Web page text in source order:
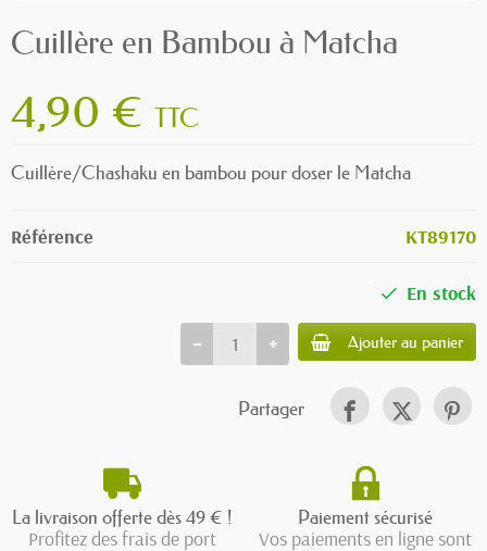
Cuillère en Bambou à Matcha
4,90 € TTC
Cuillère/Chashaku en bambou pour doser le Matcha
Référence KT89170
En stock
Ajouter au panier
Partager
La livraison offerte dès 49 € !
Profitez des frais de port
Paiement sécurisé
Vos paiements en ligne sont